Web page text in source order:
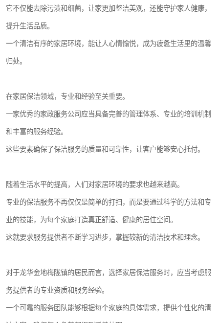
它不仅能去除污渍和细菌，让家更加整洁美观，还能守护家人健康，
提升生活品质。
一个清洁有序的家居环境，能让人心情愉悦，成为疲惫生活里的温馨
归处。
在家居保洁领域，专业和经验至关重要。
一家优秀的家政服务公司应当具备完善的管理体系、专业的培训机制
和丰富的服务经验。
这些要素确保了保洁服务的质量和可靠性，让客户能够安心托付。
随着生活水平的提高，人们对家居环境的要求也越来越高。
专业的保洁服务不再仅仅是简单的打扫，而是要通过科学的方法和专
业的技能，为每个家庭打造真正舒适、健康的居住空间。
这就要求服务提供者不断学习进步，掌握较新的清洁技术和理念。
对于龙华金地梅陇镇的居民而言，选择家居保洁服务时，应当考虑服
务提供者的专业资质和服务经验。
一个可靠的服务团队能够根据每个家庭的具体需求，提供个性化的清